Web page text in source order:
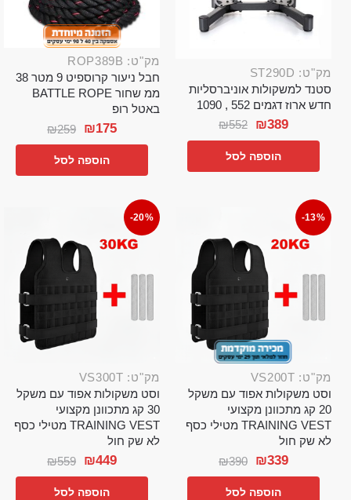
מק"ט: ST290D
סטנד למשקולות אוניברסליות
חדש ארוז דגמים 552 , 1090
₪552 ₪389
הוספה לסל
מק"ט: ROP389B
חבל ניעור קרוספיט 9 מטר 38
ממ שחור BATTLE ROPE
באטל רופ
₪259 ₪175
הוספה לסל
-13%
מק"ט: VS200T
וסט משקולות אפוד עם משקל
20 קג מתכוונן מקצועי
TRAINING VEST מטילי כסף
לא שק חול
₪390 ₪339
הוספה לסל
-20%
מק"ט: VS300T
וסט משקולות אפוד עם משקל
30 קג מתכוונן מקצועי
TRAINING VEST מטילי כסף
לא שק חול
₪559 ₪449
הוספה לסל